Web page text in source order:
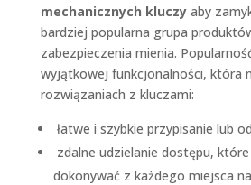
mechanicznych kluczyaby
bardziej popularna grupa
zabezpieczenia mienia.
wyjątkowej funkcjonalności, która
rozwiązaniach z kluczami:
łatwe i szybkie przypisanie lub
zdalne udzielanie dostępu,
dokonywać z każdego miejsca